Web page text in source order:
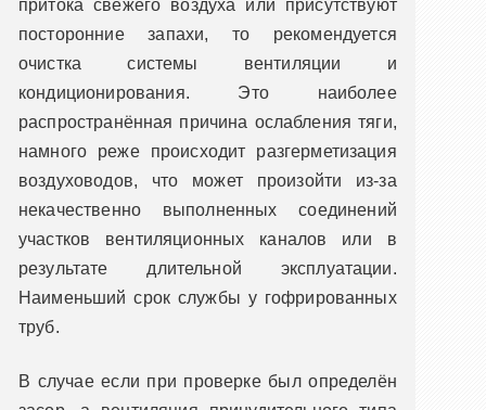
притока свежего воздуха или присутствуют
посторонние запахи, то рекомендуется
очистка системы вентиляции и
кондиционирования. Это наиболее
распространённая причина ослабления тяги,
намного реже происходит разгерметизация
воздуховодов, что может произойти из-за
некачественно выполненных соединений
участков вентиляционных каналов или в
результате длительной эксплуатации.
Наименьший срок службы у гофрированных
труб.
В случае если при проверке был определён